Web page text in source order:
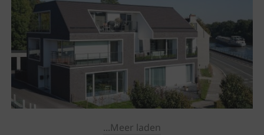
...Meer laden